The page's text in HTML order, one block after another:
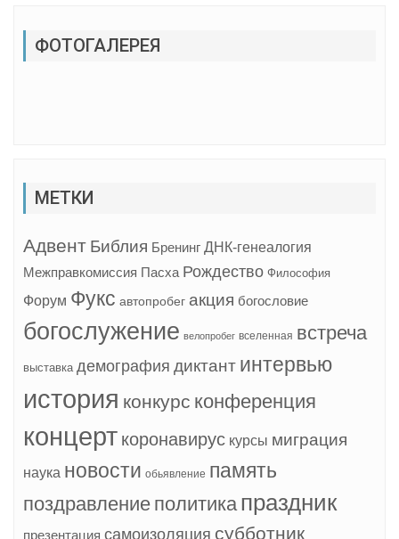
ФОТОГАЛЕРЕЯ
МЕТКИ
Адвент Библия Бренинг ДНК-генеалогия
Межправкомиссия Пасха Рождество Философия
Форум Фукс автопробег акция богословие
богослужение велопробег вселенная встреча
выставка демография диктант интервью
история конкурс конференция
концерт коронавирус курсы миграция
наука новости обьявление память
поздравление политика праздник
презентация самоизоляция субботник